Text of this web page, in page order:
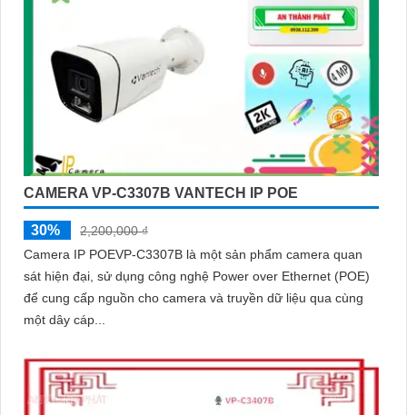
CAMERA VP-C3307B VANTECH IP POE
30%
2,200,000 ₫
Camera IP POEVP-C3307B là một sản phẩm camera quan
sát hiện đại, sử dụng công nghệ Power over Ethernet (POE)
để cung cấp nguồn cho camera và truyền dữ liệu qua cùng
một dây cáp...